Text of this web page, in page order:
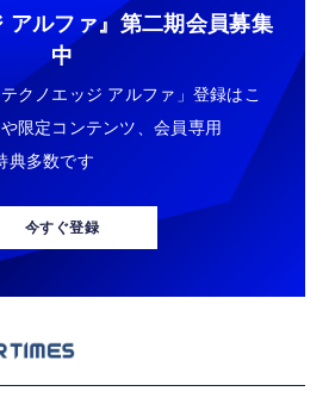
アルファ』 第二期会員募集
中
クノエッジ アルファ」登録はこ
限定コンテンツ、会員専用
典多数です
今すぐ登録